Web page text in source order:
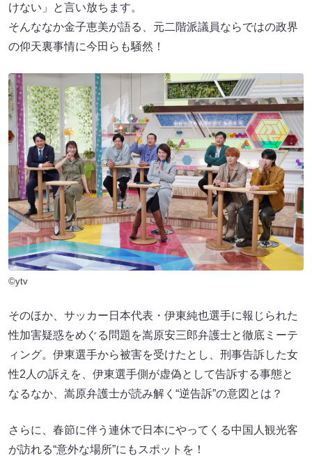
けない」と言い放ちます。
そんななか金子恵美が語る、元二階派議員ならではの政界
の仰天裏事情に今田らも騒然！
©ytv
そのほか、サッカー日本代表・伊東純也選手に報じられた
性加害疑惑をめぐる問題を嵩原安三郎弁護士と徹底ミーテ
ィング。伊東選手から被害を受けたとし、刑事告訴した女
性2人の訴えを、伊東選手側が虚偽として告訴する事態と
なるなか、嵩原弁護士が読み解く“逆告訴”の意図とは？
さらに、春節に伴う連休で日本にやってくる中国人観光客
が訪れる“意外な場所”にもスポットを！